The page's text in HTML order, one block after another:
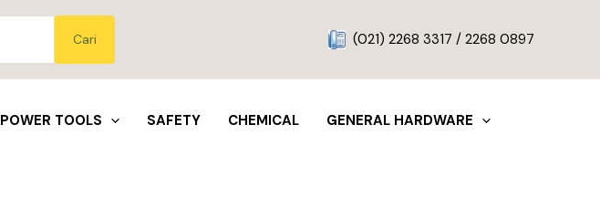
Cari (021) 2268 3317 / 2268 0897
POWER TOOLS SAFETY CHEMICAL GENERAL HARDWARE